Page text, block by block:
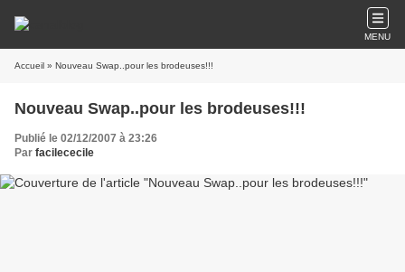
MENU
Accueil » Nouveau Swap..pour les brodeuses!!!
Nouveau Swap..pour les brodeuses!!!
Publié le 02/12/2007 à 23:26
Par facilececile